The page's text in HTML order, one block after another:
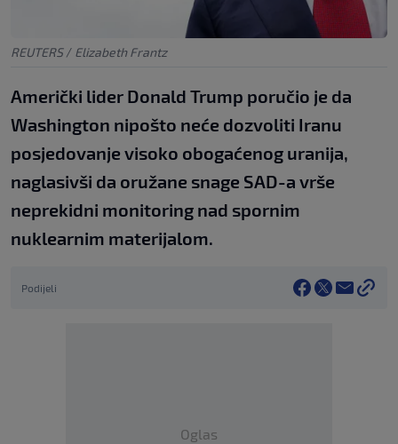
REUTERS / Elizabeth Frantz
Američki lider Donald Trump poručio je da
Washington nipošto neće dozvoliti Iranu
posjedovanje visoko obogaćenog uranija,
naglasivši da oružane snage SAD-a vrše
neprekidni monitoring nad spornim
nuklearnim materijalom.
Podijeli
Oglas